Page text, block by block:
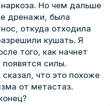
Но чем дальше
дренажи, была
откуда отходила
кушать. Я
того, как начнет
появятся силы.
сказал, что это похоже
от метастаз.